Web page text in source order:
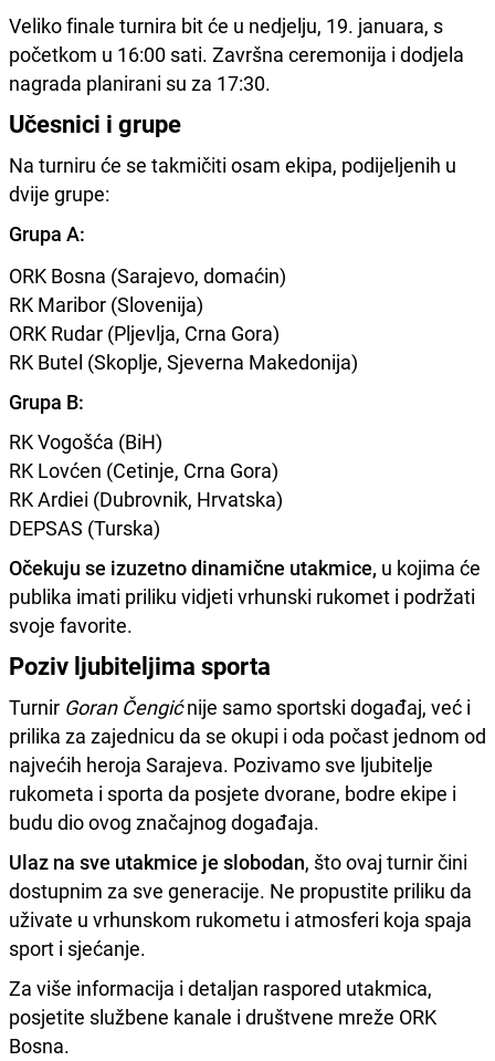
Veliko finale turnira bit će u nedjelju, 19. januara, s
početkom u 16:00 sati. Završna ceremonija i dodjela
nagrada planirani su za 17:30.
Učesnici i grupe
Na turniru će se takmičiti osam ekipa, podijeljenih u
dvije grupe:
Grupa A:
ORK Bosna (Sarajevo, domaćin)
RK Maribor (Slovenija)
ORK Rudar (Pljevlja, Crna Gora)
RK Butel (Skoplje, Sjeverna Makedonija)
Grupa B:
RK Vogošća (BiH)
RK Lovćen (Cetinje, Crna Gora)
RK Ardiei (Dubrovnik, Hrvatska)
DEPSAS (Turska)
Očekuju se izuzetno dinamične utakmice, u kojima će
publika imati priliku vidjeti vrhunski rukomet i podržati
svoje favorite.
Poziv ljubiteljima sporta
Turnir Goran Čengićnije samo sportski događaj, već i
prilika za zajednicu da se okupi i oda počast jednom od
najvećih heroja Sarajeva. Pozivamo sve ljubitelje
rukometa i sporta da posjete dvorane, bodre ekipe i
budu dio ovog značajnog događaja.
Ulaz na sve utakmice je slobodan, što ovaj turnir čini
dostupnim za sve generacije. Ne propustite priliku da
uživate u vrhunskom rukometu i atmosferi koja spaja
sport i sjećanje.
Za više informacija i detaljan raspored utakmica,
posjetite službene kanale i društvene mreže ORK
Bosna.